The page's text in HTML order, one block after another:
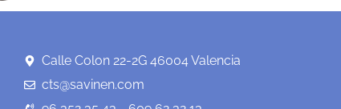
Calle Colon 22-2G 46004 Valencia
cts@savinen.com